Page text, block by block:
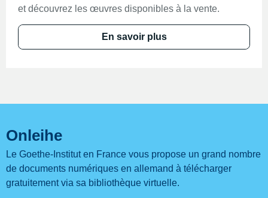
et découvrez les œuvres disponibles à la vente.
En savoir plus
Onleihe
Le Goethe-Institut en France vous propose un grand nombre
de documents numériques en allemand à télécharger
gratuitement via sa bibliothèque virtuelle.